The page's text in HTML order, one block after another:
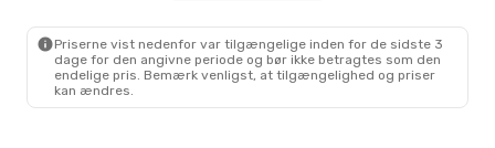
Priserne vist nedenfor var tilgængelige inden for de sidste 3
dage for den angivne periode og bør ikke betragtes som den
endelige pris. Bemærk venligst, at tilgængelighed og priser
kan ændres.